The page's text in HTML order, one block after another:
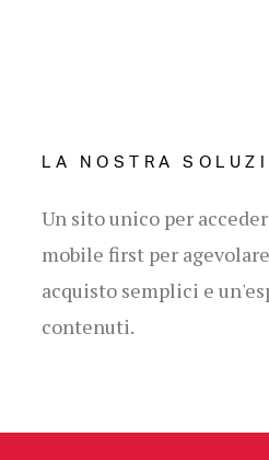
LA NOSTRA
Un sito unico per
mobile first per
acquisto semplici e
contenuti.